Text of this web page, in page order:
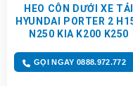
HEO CÔN DƯỚI XE TẢI
HYUNDAI PORTER 2
N250 KIA K200 K250
GỌI NGAY 0888.972.772